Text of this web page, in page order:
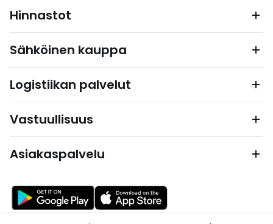
Hinnastot
Sähköinen kauppa
Logistiikan palvelut
Vastuullisuus
Asiakaspalvelu